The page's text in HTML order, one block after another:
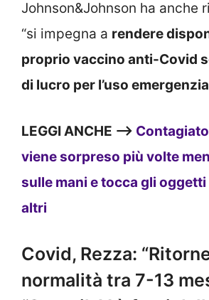
Johnson&Johnson ha anche
“si impegna a rendere
proprio vaccino anti-Covid
di lucro per l’uso
LEGGI ANCHE –>
viene sorpreso più volte
sulle mani e tocca gli
altri
Covid, Rezza:
normalità tra 7-13